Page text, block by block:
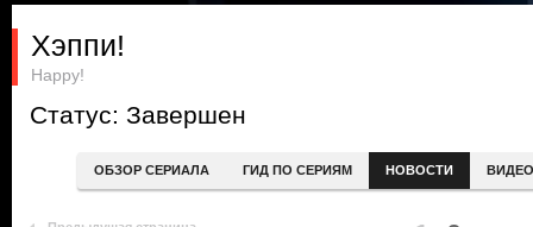
Хэппи!
Happy!
Статус: Завершен
ОБЗОР СЕРИАЛА ГИД ПО СЕРИЯМ НОВОСТИ ВИДЕО